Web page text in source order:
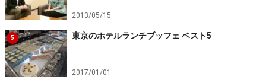
2013/05/15
5 東京のホテルランチブッフェ ベスト5
2017/01/01